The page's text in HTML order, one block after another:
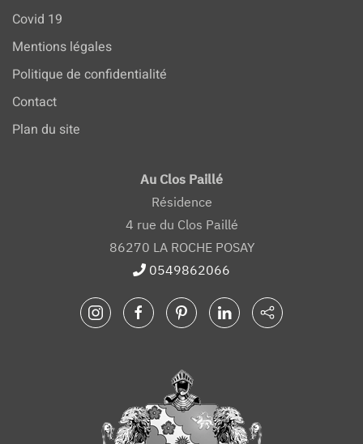
Covid 19
Mentions légales
Politique de confidentialité
Contact
Plan du site
Au Clos Paillé
Résidence
4 rue du Clos Paillé
86270 LA ROCHE POSAY
0549862066